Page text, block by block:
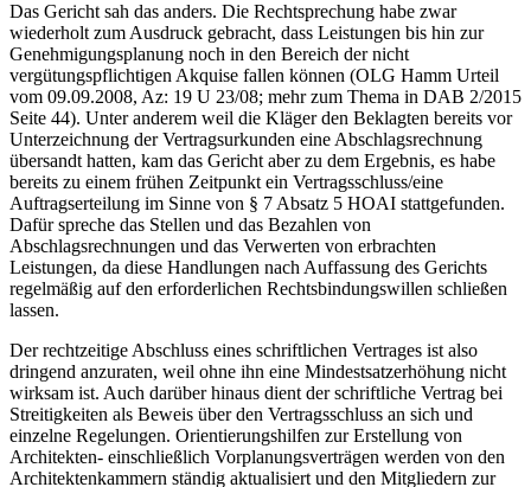
Das Gericht sah das anders. Die Rechtsprechung habe zwar
wiederholt zum Ausdruck gebracht, dass Leistungen bis hin zur
Genehmigungsplanung noch in den Bereich der nicht
vergütungspflichtigen Akquise fallen können (OLG Hamm Urteil
vom 09.09.2008, Az: 19 U 23/08; mehr zum Thema in DAB 2/2015
Seite 44). Unter anderem weil die Kläger den Beklagten bereits vor
Unterzeichnung der Vertragsurkunden eine Abschlagsrechnung
übersandt hatten, kam das Gericht aber zu dem Ergebnis, es habe
bereits zu einem frühen Zeitpunkt ein Vertragsschluss/eine
Auftragserteilung im Sinne von § 7 Absatz 5 HOAI stattgefunden.
Dafür spreche das Stellen und das Bezahlen von
Abschlagsrechnungen und das Verwerten von erbrachten
Leistungen, da diese Handlungen nach Auffassung des Gerichts
regelmäßig auf den erforderlichen Rechtsbindungswillen schließen
lassen.
Der rechtzeitige Abschluss eines schriftlichen Vertrages ist also
dringend anzuraten, weil ohne ihn eine Mindestsatzerhöhung nicht
wirksam ist. Auch darüber hinaus dient der schriftliche Vertrag bei
Streitigkeiten als Beweis über den Vertragsschluss an sich und
einzelne Regelungen. Orientierungshilfen zur Erstellung von
Architekten- einschließlich Vorplanungsverträgen werden von den
Architektenkammern ständig aktualisiert und den Mitgliedern zur